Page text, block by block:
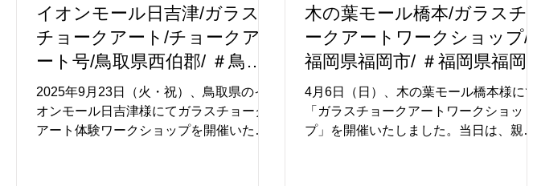
彩るフォトスポットとして、多くの来場
自分の作品が施設空間の一部となる体験
は、お買い物やお出かけの思い出として
も心に残るものになったのではないかと
思います。...
なりました。 家族やご友人と一緒に参加
しながら完成させた、この日限りの特別
なハロウィンアートイベントとなりまし
た。 ご参加いただいた皆さま、誠にあり
がとうございました。...
イオンモール日吉津/ガラス
チョークアート/チョークア
ート号/鳥取県西伯郡/ ＃鳥取
県 ＃ファミリーイベント #ア
ートイベント
2025年9月23日（火・祝）、鳥取県のイ
オンモール日吉津様にてガラスチョーク
アート体験ワークショップを開催いたし
木の葉モール橋本/ガラスチョ
ークアートワークショップ/
福岡県福岡市/ ＃福岡県福岡市
＃ファミリーイベント #アー
トイベント
4月6日（日）、木の葉モール橋本様にて
「ガラスチョークアートワークショッ
プ」を開催いたしました。当日は、親子